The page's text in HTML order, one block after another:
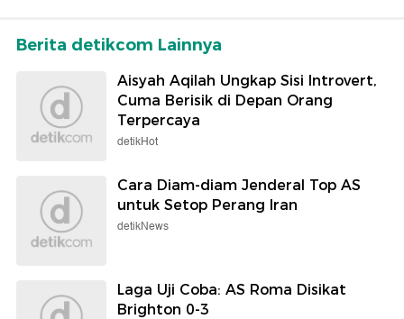
Berita detikcom Lainnya
Aisyah Aqilah Ungkap Sisi Introvert,
Cuma Berisik di Depan Orang
Terpercaya
detikHot
Cara Diam-diam Jenderal Top AS
untuk Setop Perang Iran
detikNews
Laga Uji Coba: AS Roma Disikat
Brighton 0-3